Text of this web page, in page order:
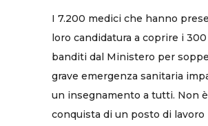
I 7.200 medici che hanno
loro candidatura a coprire i
banditi dal Ministero per
grave emergenza sanitaria
un insegnamento a tutti. Non
conquista di un posto di lavoro